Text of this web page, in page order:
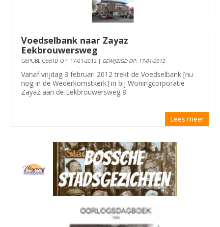
Voedselbank naar Zayaz
Eekbrouwersweg
GEPUBLICEERD OP: 17-01-2012 | GEWIJZIGD OP: 17-01-2012
Vanaf vrijdag 3 februari 2012 trekt de Voedselbank [nu
nog in de Wederkomstkerk] in bij Woningcorporatie
Zayaz aan de Eekbrouwersweg 8.
Lees meer